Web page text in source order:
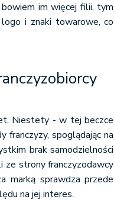
im więcej filii, tym
logo i znaki towarowe, co
Niestety - w tej beczce
franczyzy, spoglądając na
brak samodzielności
ze strony franczyzodawcy
marką sprawdza przede
na jej interes.